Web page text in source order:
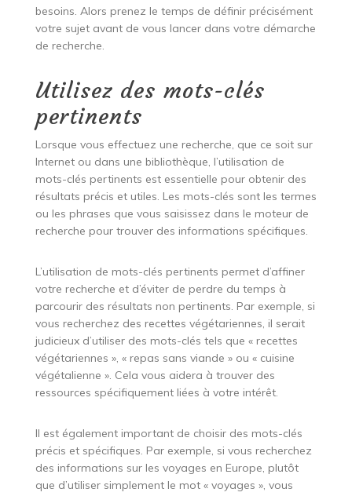
besoins. Alors prenez le temps de définir précisément
votre sujet avant de vous lancer dans votre démarche
de recherche.
Utilisez des mots-clés
pertinents
Lorsque vous effectuez une recherche, que ce soit sur
Internet ou dans une bibliothèque, l’utilisation de
mots-clés pertinents est essentielle pour obtenir des
résultats précis et utiles. Les mots-clés sont les termes
ou les phrases que vous saisissez dans le moteur de
recherche pour trouver des informations spécifiques.
L’utilisation de mots-clés pertinents permet d’affiner
votre recherche et d’éviter de perdre du temps à
parcourir des résultats non pertinents. Par exemple, si
vous recherchez des recettes végétariennes, il serait
judicieux d’utiliser des mots-clés tels que « recettes
végétariennes », « repas sans viande » ou « cuisine
végétalienne ». Cela vous aidera à trouver des
ressources spécifiquement liées à votre intérêt.
Il est également important de choisir des mots-clés
précis et spécifiques. Par exemple, si vous recherchez
des informations sur les voyages en Europe, plutôt
que d’utiliser simplement le mot « voyages », vous